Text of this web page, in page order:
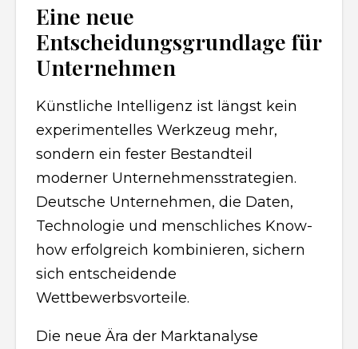
Eine neue
Entscheidungsgrundlage für
Unternehmen
Künstliche Intelligenz ist längst kein
experimentelles Werkzeug mehr,
sondern ein fester Bestandteil
moderner Unternehmensstrategien.
Deutsche Unternehmen, die Daten,
Technologie und menschliches Know-
how erfolgreich kombinieren, sichern
sich entscheidende
Wettbewerbsvorteile.
Die neue Ära der Marktanalyse